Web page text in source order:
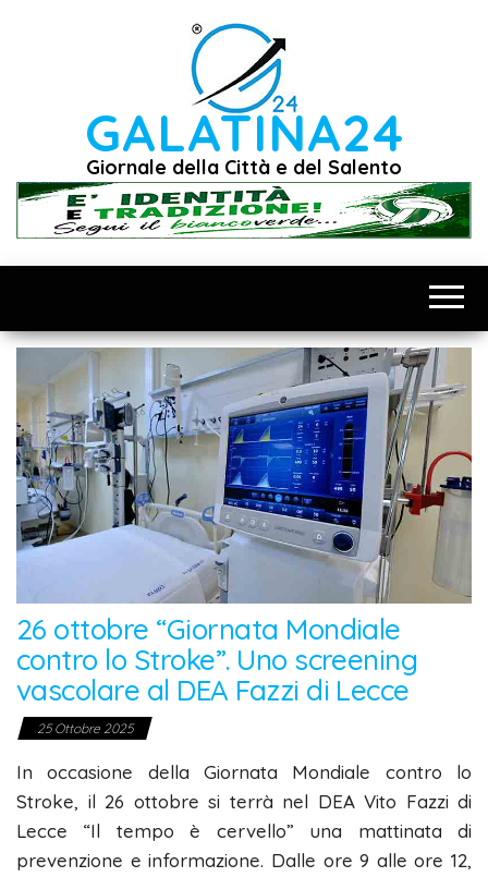
GALATINA24
Giornale della Città e del Salento
26 ottobre “Giornata Mondiale
contro lo Stroke”. Uno screening
vascolare al DEA Fazzi di Lecce
25 Ottobre 2025
In occasione della Giornata Mondiale contro lo
Stroke, il 26 ottobre si terrà nel DEA Vito Fazzi di
Lecce “Il tempo è cervello” una mattinata di
prevenzione e informazione. Dalle ore 9 alle ore 12,